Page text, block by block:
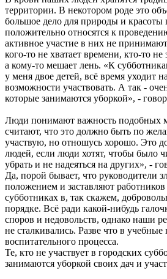
территории. В некотором роде это
большое дело для природы и красоты
положительно относятся к
активное участие в них не
кого-то не хватает времени, кто-то
а кому-то мешает лень. «К
у меня двое детей, всё время уходит
возможности участвовать. А так -
которые занимаются уборкой», -
Люди понимают важность подобных
считают, что это должно быть по
участвую, но отношусь хорошо. Это
людей, если люди хотят, чтобы было
убрать и не надеяться на других», -
Да, порой бывает, что руководители
положением и заставляют работников
субботниках в, так скажем,
порядке. Всё ради какой-нибудь
споров и недовольств, однако наши
не сталкивались. Разве что в
воспитательного процесса.
Те, кто не участвует в городских
занимаются уборкой своих дач и